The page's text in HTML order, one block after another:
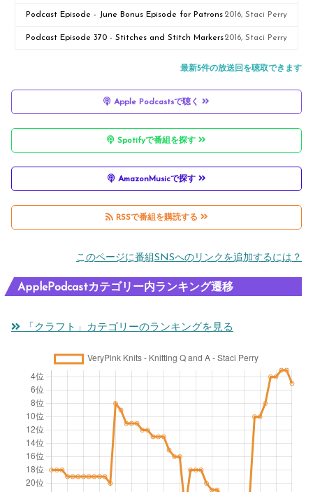
Blocking
Podcast Episode - June Bonus Episode for Patrons 2016, Staci Perry
Podcast Episode 370 - Stitches and Stitch Markers2016, Staci Perry
最新5件の放送回を聴取できます
Apple Podcastsで聴く
Spotifyで番組を探す
AmazonMusicで探す
RSSで番組を購読する
このページに番組SNSへのリンクを追加するには？
ApplePodcastカテゴリー内ランキング遷移
「クラフト」カテゴリーのランキングを見る